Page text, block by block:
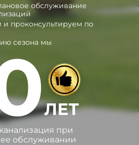
обслуживание
и проконсультируем по
сезона мы
ЛЕТ
при
обслуживании